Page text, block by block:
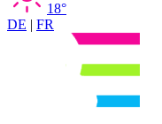
18°
DE | FR